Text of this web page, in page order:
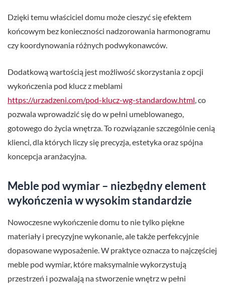
Dzięki temu właściciel domu może cieszyć się efektem
końcowym bez konieczności nadzorowania harmonogramu
czy koordynowania różnych podwykonawców.
Dodatkową wartością jest możliwość skorzystania z opcji
wykończenia pod klucz z meblami
https://urzadzeni.com/pod-klucz-wg-standardow.html , co
pozwala wprowadzić się do w pełni umeblowanego,
gotowego do życia wnętrza. To rozwiązanie szczególnie cenią
klienci, dla których liczy się precyzja, estetyka oraz spójna
koncepcja aranżacyjna.
Meble pod wymiar – niezbędny element
wykończenia w wysokim standardzie
Nowoczesne wykończenie domu to nie tylko piękne
materiały i precyzyjne wykonanie, ale także perfekcyjnie
dopasowane wyposażenie. W praktyce oznacza to najczęściej
meble pod wymiar, które maksymalnie wykorzystują
przestrzeń i pozwalają na stworzenie wnętrz w pełni